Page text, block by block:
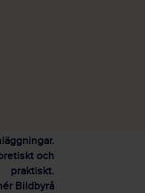
och
praktiskt.
Bildbyrå